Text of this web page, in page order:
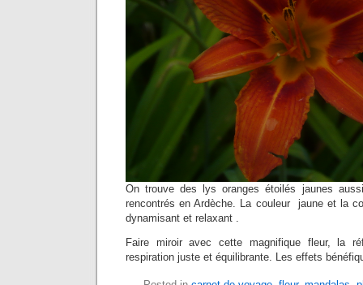
On trouve des lys oranges étoilés jaunes
rencontrés en Ardèche. La couleur jaune et la
dynamisant et relaxant .
Faire miroir avec cette magnifique fleur, la
respiration juste et équilibrante. Les effets